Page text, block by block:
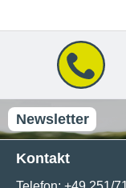
Newsletter
Kontakt